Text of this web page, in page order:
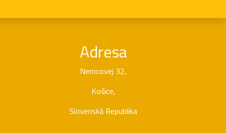
Adresa
Nemcovej 32,
Košice,
Slovenská Republika